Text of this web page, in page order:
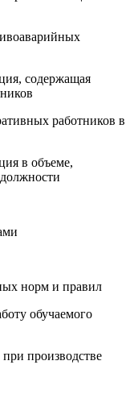
содержащая
работников в
в объеме,
норм и правил
обучаемого
производстве